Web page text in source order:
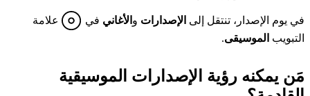
في يوم الإصدار، تنتقل إلى الإصدارات و الأغاني في
علامة
التبويب الموسيقى.
مَن يمكنه رؤية الإصدارات الموسيقية